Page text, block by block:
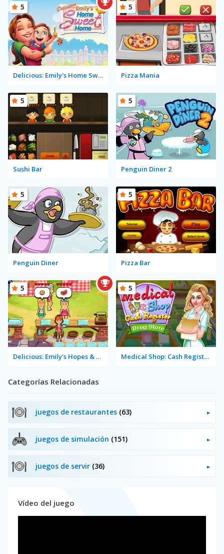
Delicious: Emily's Home Sweet Home
5
Pizza Mania
5
Sushi Bar
5
Penguin Diner 2
5
Penguin Diner
5
Pizza Bar
5
Delicious: Emily's Hopes & Fears
5
Medical Shop: Cash Register Drug Store
5
Categorías Relacionadas
juegos de restaurantes (63)
juegos de simulación (151)
juegos de servir (36)
Vídeo del juego